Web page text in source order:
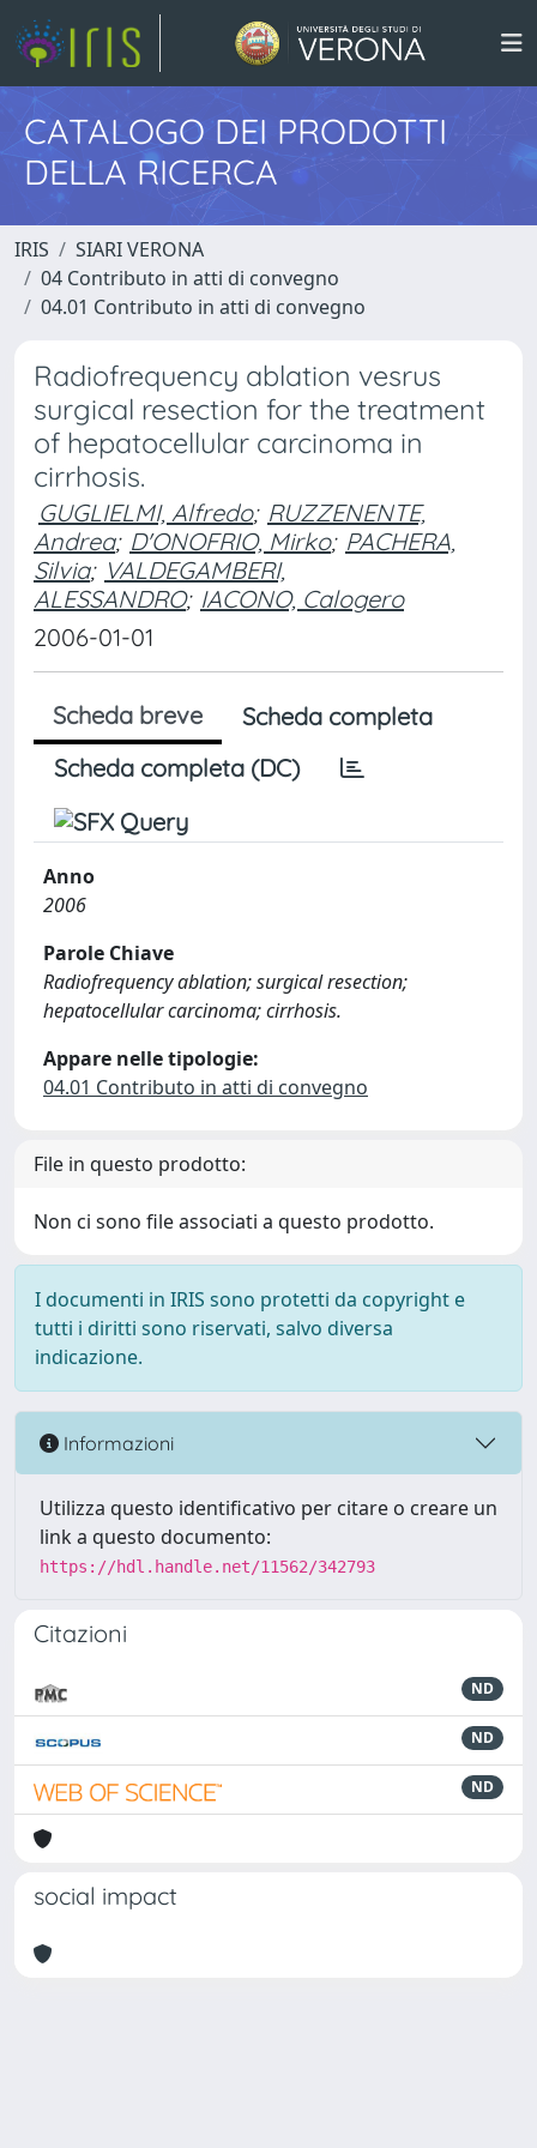
CATALOGO DEI PRODOTTI
DELLA RICERCA
IRIS
SIARI VERONA
04 Contributo in atti di convegno
04.01 Contributo in atti di convegno
Radiofrequency ablation vesrus
surgical resection for the treatment
of hepatocellular carcinoma in
cirrhosis.
GUGLIELMI, Alfredo; RUZZENENTE,
Andrea; D'ONOFRIO, Mirko; PACHERA,
Silvia; VALDEGAMBERI,
ALESSANDRO; IACONO, Calogero
2006-01-01
Scheda breve
Scheda completa
Scheda completa (DC)
Anno
2006
Parole Chiave
Radiofrequency ablation; surgical resection;
hepatocellular carcinoma; cirrhosis.
Appare nelle tipologie:
04.01 Contributo in atti di convegno
File in questo prodotto:
Non ci sono file associati a questo prodotto.
I documenti in IRIS sono protetti da copyright e
tutti i diritti sono riservati, salvo diversa
indicazione.
Informazioni
Utilizza questo identificativo per citare o creare un
link a questo documento:
https://hdl.handle.net/11562/342793
Citazioni
ND
ND
ND
social impact